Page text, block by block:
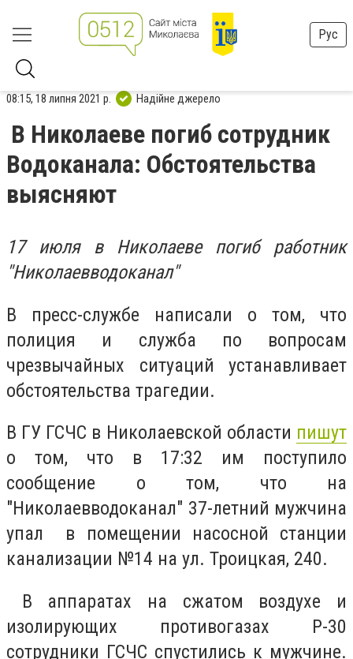
Рус
08:15, 18 липня 2021 р. Надійне джерело
В Николаеве погиб сотрудник
Водоканала: Обстоятельства
выясняют
17 июля в Николаеве погиб работник
"Николаевводоканал"
В пресс-службе написали о том, что
полиция и служба по вопросам
чрезвычайных ситуаций устанавливает
обстоятельства трагедии.
В ГУ ГСЧС в Николаевской области пишут
о том, что в 17:32 им поступило
сообщение о том, что на
"Николаевводоканал" 37-летний мужчина
упал в помещении насосной станции
канализации №14 на ул. Троицкая, 240.
В аппаратах на сжатом воздухе и
изолирующих противогазах Р-30
сотрудники ГСЧС спустились к мужчине.